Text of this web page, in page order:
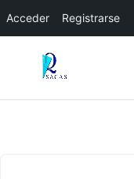
Acceder Registrarse